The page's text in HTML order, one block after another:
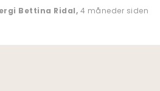
Bettina Ridal, 4 måneder siden